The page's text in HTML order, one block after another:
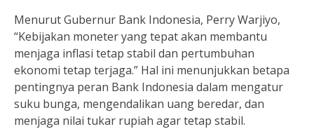
Menurut Gubernur Bank Indonesia, Perry Warjiyo,
“Kebijakan moneter yang tepat akan membantu
menjaga inflasi tetap stabil dan pertumbuhan
ekonomi tetap terjaga.” Hal ini menunjukkan betapa
pentingnya peran Bank Indonesia dalam mengatur
suku bunga, mengendalikan uang beredar, dan
menjaga nilai tukar rupiah agar tetap stabil.